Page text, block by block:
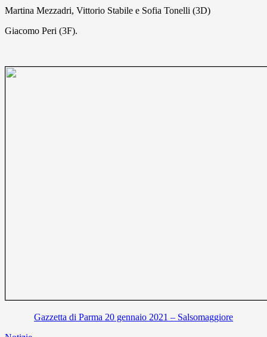
Martina Mezzadri, Vittorio Stabile e Sofia Tonelli (3D)
Giacomo Peri (3F).
Gazzetta di Parma 20 gennaio 2021 – Salsomaggiore